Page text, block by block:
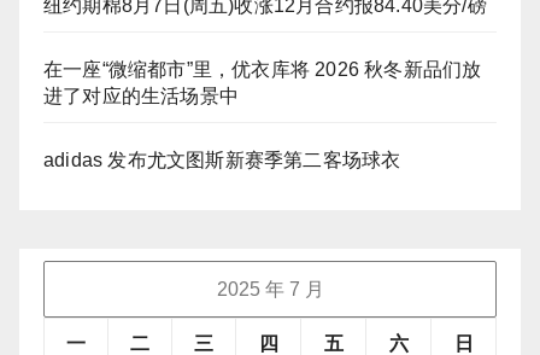
纽约期棉8月7日(周五)收涨12月合约报84.40美分/磅
在一座“微缩都市”里，优衣库将 2026 秋冬新品们放
进了对应的生活场景中
adidas 发布尤文图斯新赛季第二客场球衣
2025 年 7 月
一 二 三 四 五 六 日